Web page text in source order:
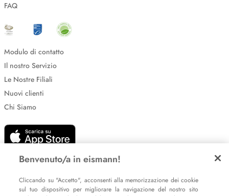
FAQ
Modulo di contatto
Il nostro Servizio
Le Nostre Filiali
Nuovi clienti
Chi Siamo
Benvenuto/a in eismann!
Cliccando su "Accetto", acconsenti alla memorizzazione dei cookie
sul tuo dispositivo per migliorare la navigazione del nostro sito